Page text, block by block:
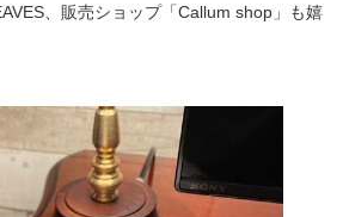
、販売ショップ「Callum shop」も嬉